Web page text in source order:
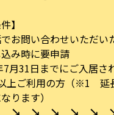
】
でお問い合わせいただい
込み時に要申請
7月31日までにご入居さ
上ご利用の方（※1 延
ります）
↘ ↘ ↘ ↘ ↘